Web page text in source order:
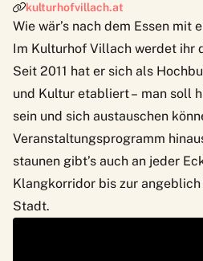
kulturhofvillach.at
Wie wär’s nach dem Essen mit
Im Kulturhof Villach werdet ihr
Seit 2011 hat er sich als
und Kultur etabliert – man soll
sein und sich austauschen
Veranstaltungsprogramm
staunen gibt’s auch an jeder
Klangkorridor bis zur
Stadt.